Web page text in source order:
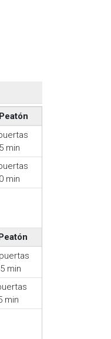
Peatón
5 min
0 min
min
min